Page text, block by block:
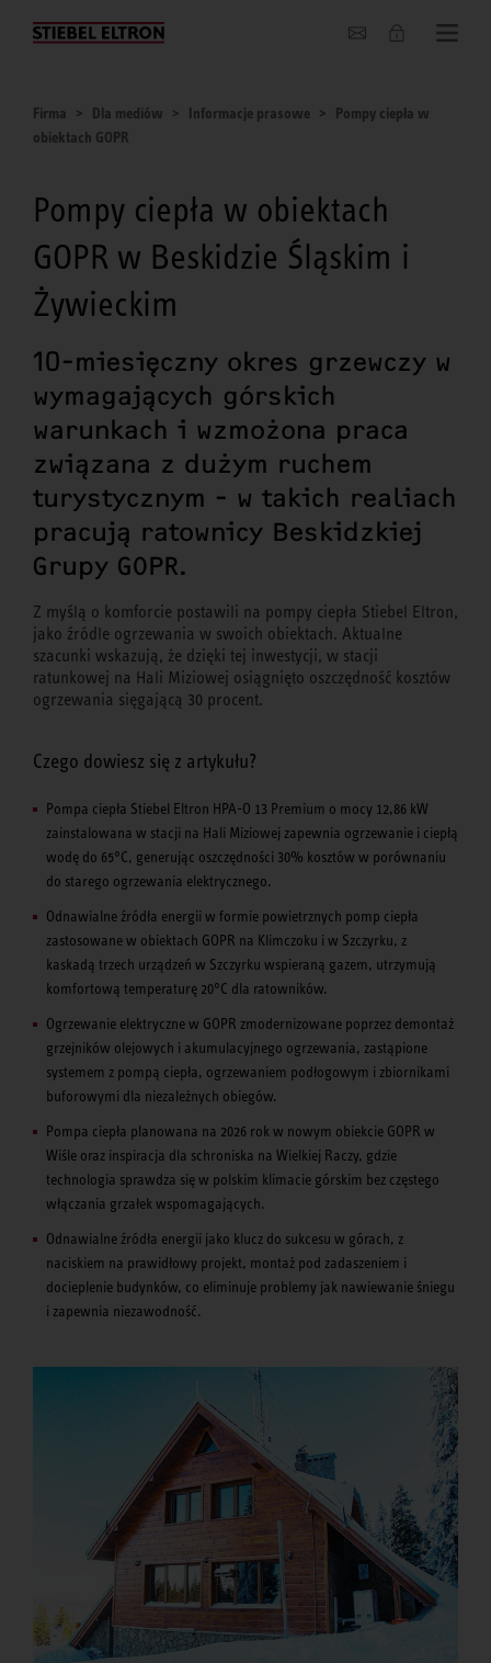
O nas
Firma Dla mediów Informacje prasowe
Pompy ciepła w
obiektach GOPR
Pompy ciepła w obiektach
GOPR w Beskidzie Śląskim i
Żywieckim
10-miesięczny okres grzewczy w
wymagających górskich
warunkach i wzmożona praca
związana z dużym ruchem
turystycznym - w takich realiach
pracują ratownicy Beskidzkiej
Grupy GOPR.
Z myślą o komforcie postawili na pompy ciepła Stiebel Eltron,
jako źródle ogrzewania w swoich obiektach. Aktualne
szacunki wskazują, że dzięki tej inwestycji, w stacji
ratunkowej na Hali Miziowej osiągnięto oszczędność kosztów
ogrzewania sięgającą 30 procent.
Czego dowiesz się z artykułu?
Pompa ciepła Stiebel Eltron HPA-O 13 Premium o mocy 12,86 kW
zainstalowana w stacji na Hali Miziowej zapewnia ogrzewanie i ciepłą
wodę do 65°C, generując oszczędności 30% kosztów w porównaniu
do starego ogrzewania elektrycznego.
Odnawialne źródła energii w formie powietrznych pomp ciepła
zastosowane w obiektach GOPR na Klimczoku i w Szczyrku, z
kaskadą trzech urządzeń w Szczyrku wspieraną gazem, utrzymują
komfortową temperaturę 20°C dla ratowników.
Ogrzewanie elektryczne w GOPR zmodernizowane poprzez demontaż
grzejników olejowych i akumulacyjnego ogrzewania, zastąpione
systemem z pompą ciepła, ogrzewaniem podłogowym i zbiornikami
buforowymi dla niezależnych obiegów.
Pompa ciepła planowana na 2026 rok w nowym obiekcie GOPR w
Wiśle oraz inspiracja dla schroniska na Wielkiej Raczy, gdzie
technologia sprawdza się w polskim klimacie górskim bez częstego
włączania grzałek wspomagających.
Odnawialne źródła energii jako klucz do sukcesu w górach, z
naciskiem na prawidłowy projekt, montaż pod zadaszeniem i
docieplenie budynków, co eliminuje problemy jak nawiewanie śniegu
i zapewnia niezawodność.